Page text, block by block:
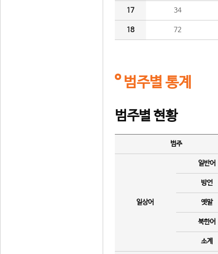
17 34
18 72
범주별 통계
범주별 현황
범주
일상어
일반어
방언
옛말
북한어
소계